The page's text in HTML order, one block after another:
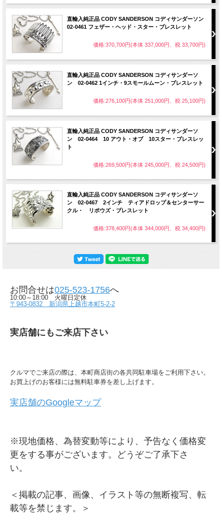
直輸入純正品 CODY SANDERSON コディサンダーソン
02-0461 フェザー・ヘッド・スター・ブレスレット
価格:370,700円(本体 337,000円、税 33,700円)
直輸入純正品 CODY SANDERSON コディサンダーソ
ン 02-0462 1インチ・9スモールムーン・ブレスレット
価格:276,100円(本体 251,000円、税 25,100円)
直輸入純正品 CODY SANDERSON コディサンダーソ
ン 02-0464 10 アウト・オブ 10スター・ブレスレッ
ト
価格:269,500円(本体 245,000円、税 24,500円)
直輸入純正品 CODY SANDERSON コディサンダーソ
ン 02-0467 2インチ ティアドロップ＆センターサー
クル・ リポウズ・ブレスレット
価格:378,400円(本体 344,000円、税 34,400円)
お問合せは025-523-1756へ
10:00～18:00 火曜日定休
〒943-0832 新潟県上越市本町5-2-2
実店舗にもご来店下さい
クルマでご来店の際は、本町商店街の各共同駐車場をご利用下さい。
お買上げのお客様には無料駐車券を差し上げます。
実店舗のGoogleマップ
※現地価格、為替変動等により、予告なく価格変
更をする事がございます。どうぞご了承下さ
い。
＜掲載の記事、画像、イラスト等の無断複写、転
載等を禁じます。＞